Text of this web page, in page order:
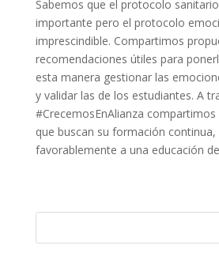
Sabemos que el protocolo
importante pero el protocolo
imprescindible. Compartimos
recomendaciones útiles para
esta manera gestionar las
y validar las de los estudiantes. A
#CrecemosEnAlianza
que buscan su formación
favorablemente a una educación